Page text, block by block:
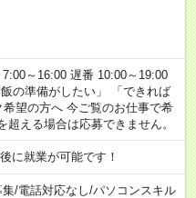
～16:00 遅番 10:00～19:00
の準備がしたい」 「できれば
望の方へ 今ご覧のお仕事で希
える場合は応募できません。
に就業が可能です！
集/電話対応なし/パソコンスキル